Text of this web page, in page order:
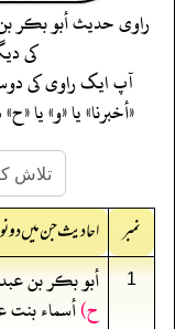
راوی حدیثأبو بكر
کی
آپ ایک راوی کی
«أخبرنا» یا «و»
نمبر احادیث جن میں
1 أبو بكر بن
ح)أسماء بنت